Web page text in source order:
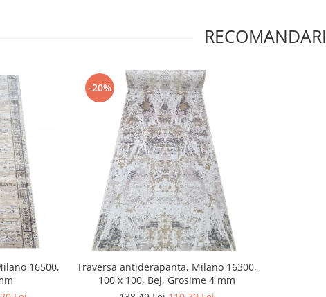
RECOMANDARI
16500,
-20%
Traversa antiderapanta, Milano 16300,
100 x 100, Bej, Grosime 4 mm